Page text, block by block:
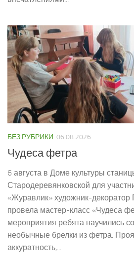
БЕЗ РУБРИКИ 06.08.2026
Чудеса фетра
6 августа в Доме культуры
Стародеревянковской для
«Журавлик» художник-декоратор
провела мастер-класс «Чудеса
мероприятия ребята научились
необычные брелки из фетра.
аккуратность,...